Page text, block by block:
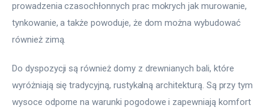
prowadzenia czasochłonnych prac mokrych jak murowanie,
tynkowanie, a także powoduje, że dom można wybudować
również zimą.
Do dyspozycji są również domy z drewnianych bali, które
wyróżniają się tradycyjną, rustykalną architekturą. Są przy tym
wysoce odporne na warunki pogodowe i zapewniają komfort